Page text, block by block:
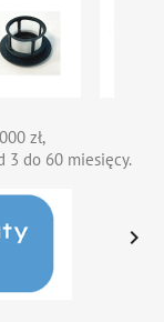
zł,
3 do 60 miesięcy.
